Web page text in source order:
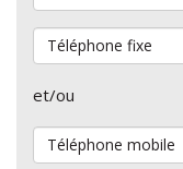
Téléphone fixe
et/ou
Téléphone mobile